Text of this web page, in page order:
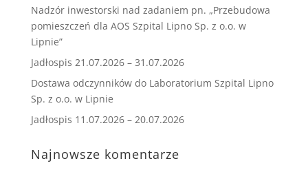
Nadzór inwestorski nad zadaniem pn. „Przebudowa
pomieszczeń dla AOS Szpital Lipno Sp. z o.o. w
Lipnie”
Jadłospis 21.07.2026 – 31.07.2026
Dostawa odczynników do Laboratorium Szpital Lipno
Sp. z o.o. w Lipnie
Jadłospis 11.07.2026 – 20.07.2026
Najnowsze komentarze